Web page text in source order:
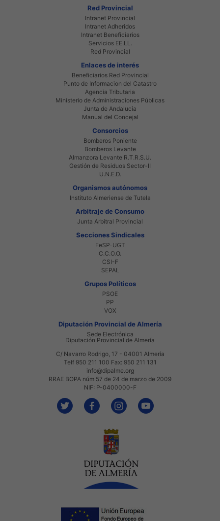
Red Provincial
Intranet Provincial
Intranet Adheridos
Intranet Beneficiarios
Servicios EE.LL.
Red Provincial
Enlaces de interés
Beneficiarios Red Provincial
Punto de Informacion del Catastro
Agencia Tributaria
Ministerio de Administraciones Públicas
Junta de Andalucia
Manual del Concejal
Consorcios
Bomberos Poniente
Bomberos Levante
Almanzora Levante R.T.R.S.U.
Gestión de Residuos Sector-II
U.N.E.D.
Organismos autónomos
Instituto Almeriense de Tutela
Arbitraje de Consumo
Junta Arbitral Provincial
Secciones Sindicales
FeSP-UGT
C.C.O.O.
CSI-F
SEPAL
Grupos Políticos
PSOE
PP
VOX
Diputación Provincial de Almería
Sede Electrónica
Diputación Provincial de Almería
C/ Navarro Rodrigo, 17 - 04001 Almería
Telf 950 211 100 Fax: 950 211 131
info@dipalme.org
RRAE BOPA núm 57 de 24 de marzo de 2009
NIF: P-0400000-F